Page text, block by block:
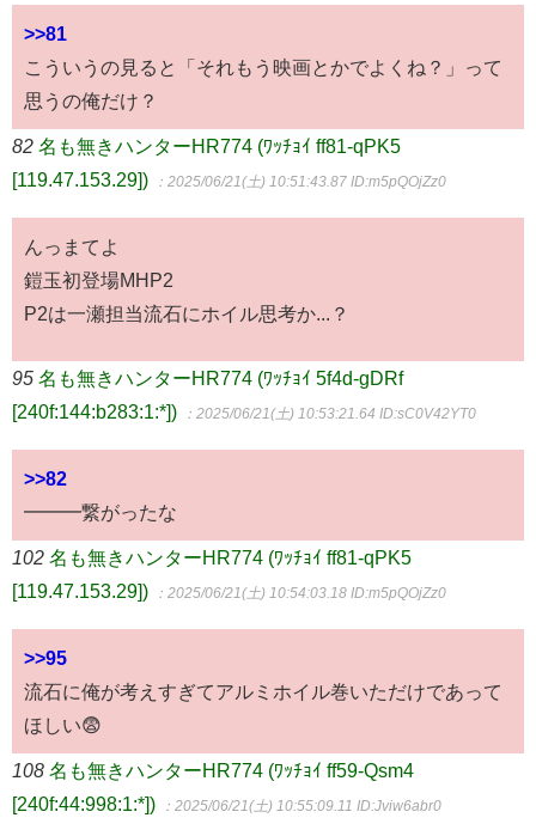
>>81
こういうの見ると「それもう映画とかでよくね？」って
思うの俺だけ？
82 名も無きハンターHR774 (ﾜｯﾁｮｲ ff81-qPK5
[119.47.153.29])
：2025/06/21(土) 10:51:43.87 ID:m5pQOjZz0
んっまてよ
鎧玉初登場MHP2
P2は一瀬担当流石にホイル思考か...？
95 名も無きハンターHR774 (ﾜｯﾁｮｲ 5f4d-gDRf
[240f:144:b283:1:*])
：2025/06/21(土) 10:53:21.64 ID:sC0V42YT0
>>82
━━━繋がったな
102 名も無きハンターHR774 (ﾜｯﾁｮｲ ff81-qPK5
[119.47.153.29])
：2025/06/21(土) 10:54:03.18 ID:m5pQOjZz0
>>95
流石に俺が考えすぎてアルミホイル巻いただけであって
ほしい😨
108 名も無きハンターHR774 (ﾜｯﾁｮｲ ff59-Qsm4
[240f:44:998:1:*])
：2025/06/21(土) 10:55:09.11 ID:Jviw6abr0